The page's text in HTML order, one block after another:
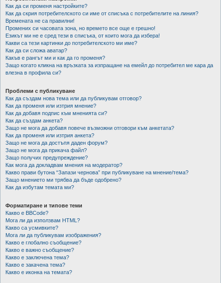
Как да си променя настройките?
Как да скрия потребителското си име от списъка с потребителите на линия?
Времената не са правилни!
Промених си часовата зона, но времето все още е грешно!
Езикът ми не е сред тези в списъка, от които мога да избера!
Какви са тези картинки до потребителското ми име?
Как да си сложа аватар?
Какъв е рангът ми и как да го променя?
Защо когато кликна на връзката за изпращане на емейл до потребител ме кара да
влезна в профила си?
Проблеми с публикуване
Как да създам нова тема или да публикувам отговор?
Как да променя или изтрия мнение?
Как да добавя подпис към мненията си?
Как да създам анкета?
Защо не мога да добавя повече възможни отговори към анкетата?
Как да променя или изтрия анкета?
Защо не мога да достъпя даден форум?
Защо не мога да прикача файл?
Защо получих предупреждение?
Как мога да докладвам мнения на модератор?
Какво прави бутона “Запази чернова” при публикуване на мнение/тема?
Защо мнението ми трябва да бъде одобрено?
Как да избутам темата ми?
Форматиране и типове теми
Какво е BBCode?
Мога ли да използвам HTML?
Какво са усмивките?
Мога ли да публикувам изображения?
Какво е глобално съобщение?
Какво е важно съобщение?
Какво е заключена тема?
Какво е закачена тема?
Какво е иконка на темата?